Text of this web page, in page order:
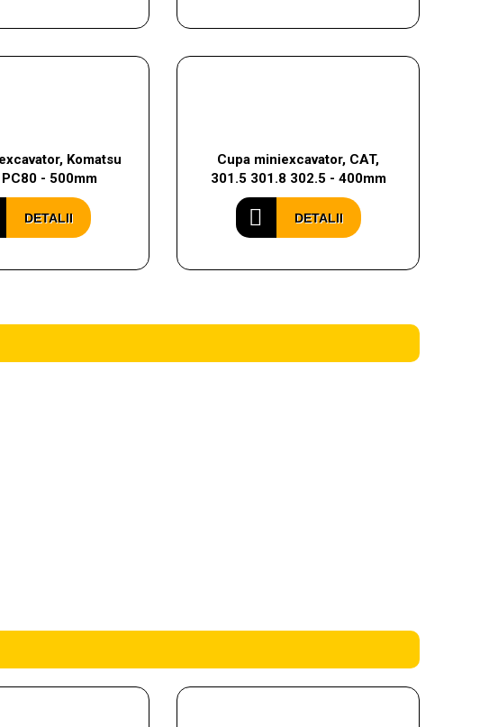
Komatsu
- 500mm
DETALII
Cupa miniexcavator, CAT,
301.5 301.8 302.5 - 400mm
DETALII